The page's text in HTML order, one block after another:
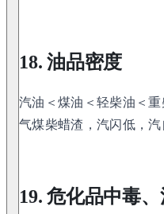
18. 油品密度
汽油＜煤油＜轻柴油＜
气煤柴蜡渣，汽闪低，汽
19. 危化品中毒